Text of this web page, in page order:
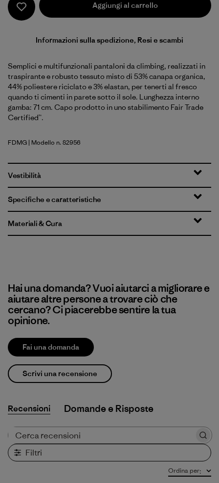
Aggiungi al carrello
Informazioni sulla spedizione, Resi e scambi
Semplici e multifunzionali pantaloni da climbing, realizzati in
traspirante e robusto tessuto misto di 53% canapa organica,
44% poliestere riciclato e 3% elastan, per tenerti al fresco
quando ti cimenti in parete sotto il sole. Lunghezza interno
gamba: 71 cm. Capo prodotto in uno stabilimento Fair Trade
Certified™.
Faded Magenta
FDMG | Modello n. 82956
Vestibilità
Specifiche e caratteristiche
Materiali & Cura
Hai una domanda? Vuoi aiutarci a migliorare e
aiutare altre persone a trovare ciò che
cercano? Ci piacerebbe sentire la tua
opinione.
Fai una domanda
Scrivi una recensione
Recensioni
Filtri
Ordina per: